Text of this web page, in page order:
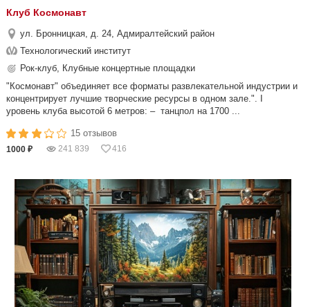
Клуб Космонавт
ул. Бронницкая, д. 24, Адмиралтейский район
Технологический институт
Рок-клуб, Клубные концертные площадки
"Космонавт" объединяет все форматы развлекательной индустрии и
концентрирует лучшие творческие ресурсы в одном зале.". I
уровень клуба высотой 6 метров: – танцпол на 1700 ...
15 отзывов
1000 ₽ 241 839 416